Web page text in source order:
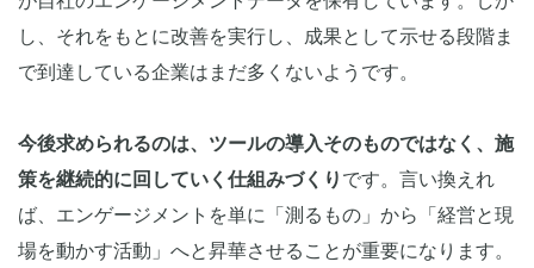
し、それをもとに改善を実行し、成果として示せる段階ま
で到達している企業はまだ多くないようです。
今後求められるのは、ツールの導入そのものではなく、施
策を継続的に回していく仕組みづくり です。言い換えれ
ば、エンゲージメントを単に「測るもの」から「経営と現
場を動かす活動」へと昇華させることが重要になります。